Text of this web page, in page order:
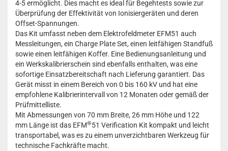
4-5 ermöglicht. Dies macht es ideal für Begehtests sowie zur
Überprüfung der Effektivität von Ionisiergeräten und deren
Offset-Spannungen.
Das Kit umfasst neben dem Elektrofeldmeter EFM51 auch
Messleitungen, ein Charge Plate Set, einen leitfähigen Standfuß
sowie einen leitfähigen Koffer. Eine Bedienungsanleitung und
ein Werkskalibrierschein sind ebenfalls enthalten, was eine
sofortige Einsatzbereitschaft nach Lieferung garantiert. Das
Gerät misst in einem Bereich von 0 bis 160 kV und hat eine
empfohlene Kalibrierintervall von 12 Monaten oder gemäß der
Prüfmittelliste.
Mit Abmessungen von 70 mm Breite, 26 mm Höhe und 122
mm Länge ist das EFM®51 Verification Kit kompakt und leicht
transportabel, was es zu einem unverzichtbaren Werkzeug für
technische Fachkräfte macht.